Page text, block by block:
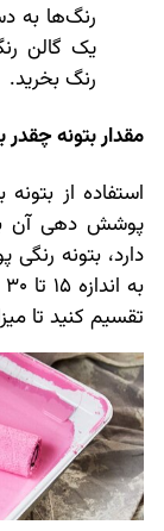
رنگ‌ها به
یک گالن
رنگ بخرید.
مقدار بتونه چقدر
استفاده از
پوشش دهی آن
دارد، بتونه
تقسیم کنید تا